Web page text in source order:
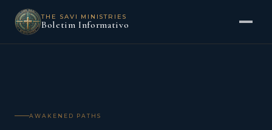
THE SAVI MINISTRIES
Boletim Informativo
AWAKENED PATHS